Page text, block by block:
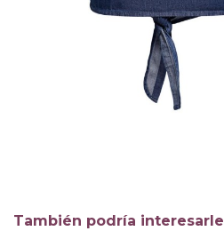
También podría interesarle